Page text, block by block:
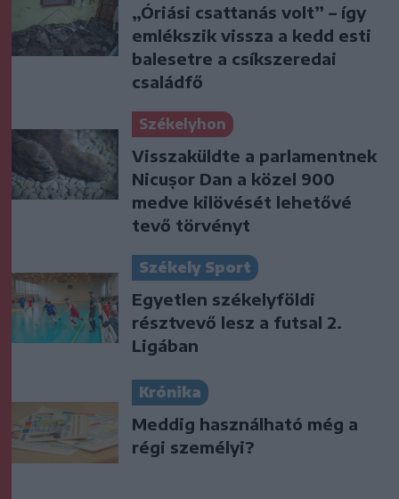
„Óriási csattanás volt” – így
emlékszik vissza a kedd esti
balesetre a csíkszeredai
családfő
Székelyhon
Visszaküldte a parlamentnek
Nicușor Dan a közel 900
medve kilövését lehetővé
tevő törvényt
Székely Sport
Egyetlen székelyföldi
résztvevő lesz a futsal 2.
Ligában
Krónika
Meddig használható még a
régi személyi?